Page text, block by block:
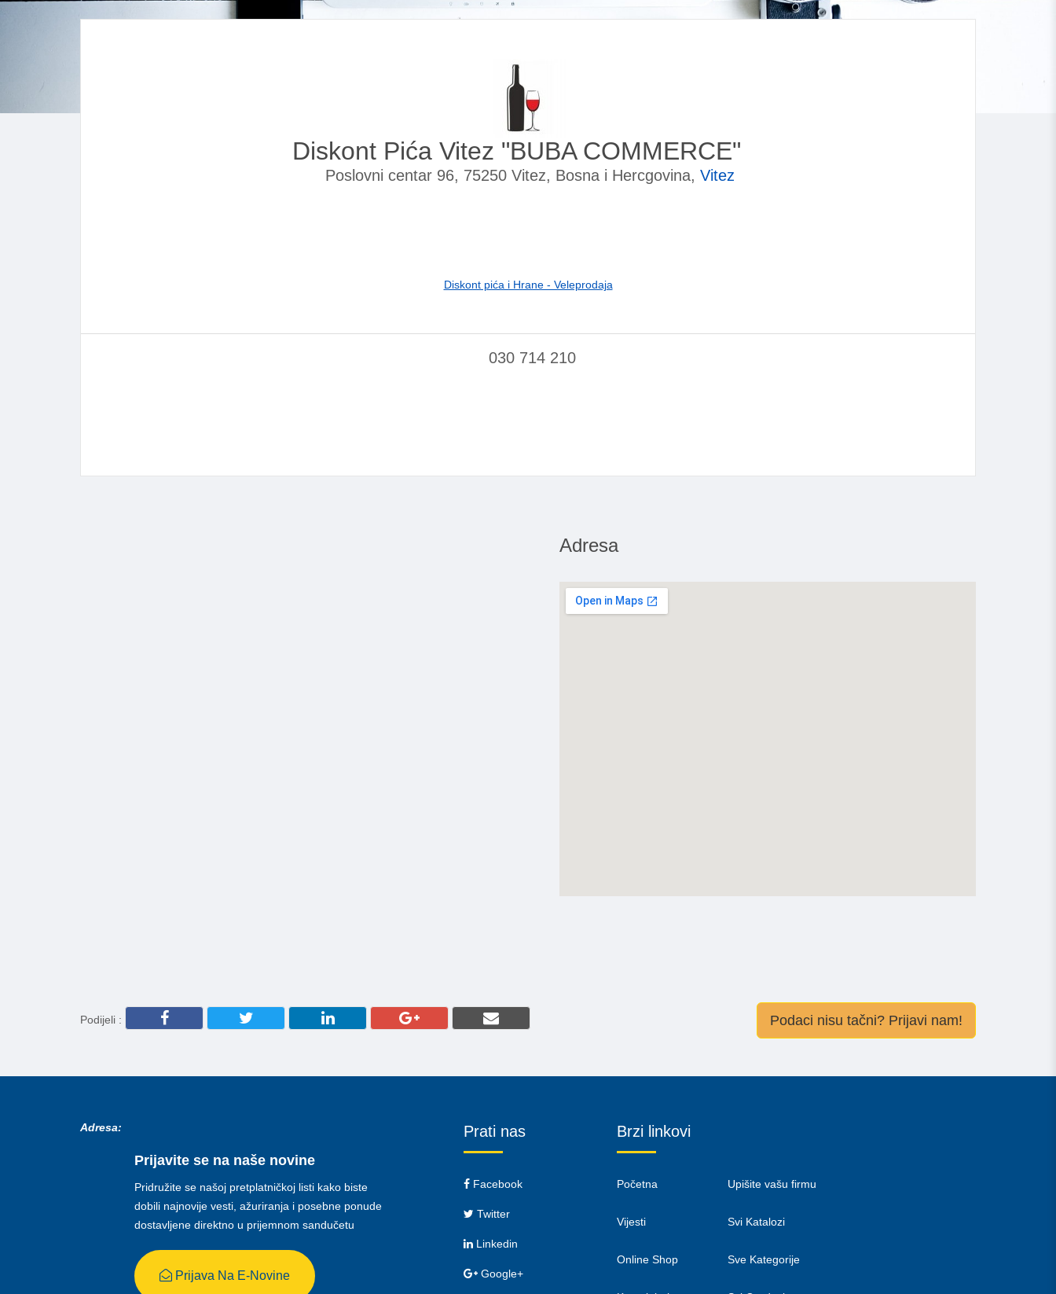
Diskont Pića Vitez "BUBA COMMERCE"
Poslovni centar 96, 75250 Vitez, Bosna i Hercgovina, Vitez
Diskont pića i Hrane - Veleprodaja
030 714 210
Adresa
Podijeli : Podaci nisu tačni? Prijavi nam!
Adresa:
Prijavite se na naše novine
Pridružite se našoj pretplatničkoj listi kako biste
dobili najnovije vesti, ažuriranja i posebne ponude
dostavljene direktno u prijemnom sandučetu
Prijava Na E-Novine
Prati nas
Facebook
Twitter
Linkedin
Google+
Brzi linkovi
Početna
Vijesti
Online Shop
Upišite vašu firmu
Svi Katalozi
Sve Kategorije